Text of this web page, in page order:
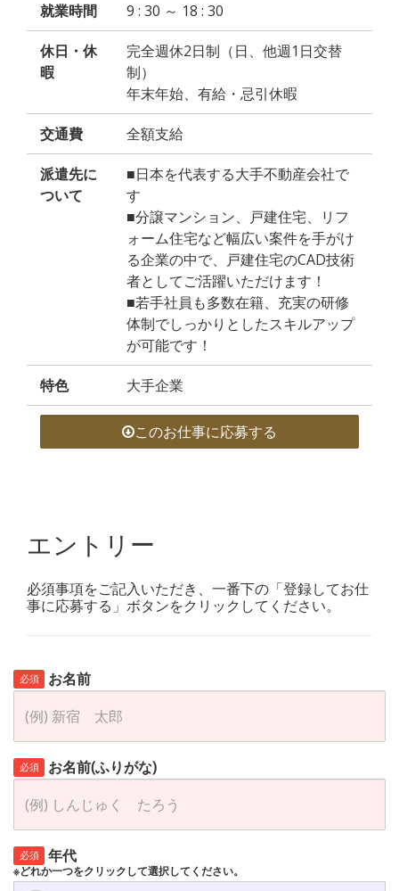
就業時間 9 : 30 ～ 18 : 30
休日・休
暇
完全週休2日制（日、他週1日交替
制）
年末年始、有給・忌引休暇
交通費 全額支給
派遣先に
ついて
■日本を代表する大手不動産会社で
す
■分譲マンション、戸建住宅、リフ
ォーム住宅など幅広い案件を手がけ
る企業の中で、戸建住宅のCAD技術
者としてご活躍いただけます！
■若手社員も多数在籍、充実の研修
体制でしっかりとしたスキルアップ
が可能です！
特色 大手企業
このお仕事に応募する
エントリー
必須事項をご記入いただき、一番下の「登録してお仕
事に応募する」ボタンをクリックしてください。
必須 お名前
必須 お名前(ふりがな)
必須 年代
※どれか一つをクリックして選択してください。